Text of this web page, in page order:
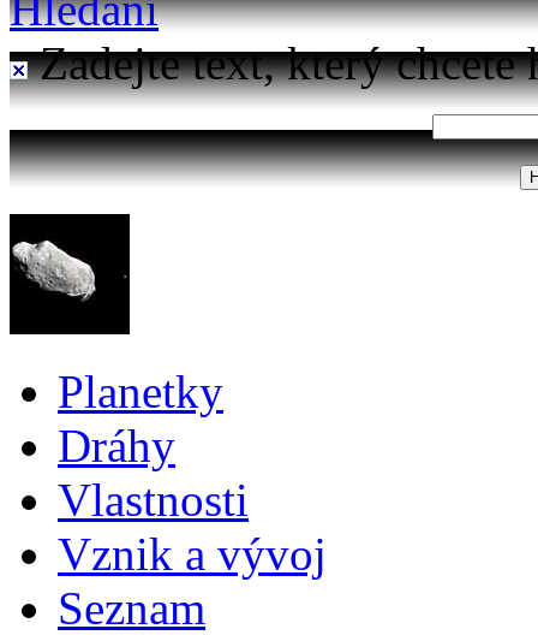
Zadejte text, který chcete
Planetky
Dráhy
Vlastnosti
Vznik a vývoj
Seznam